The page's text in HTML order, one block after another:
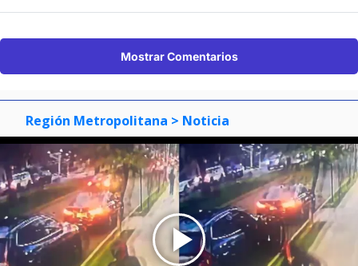
Mostrar Comentarios
Región Metropolitana > Noticia